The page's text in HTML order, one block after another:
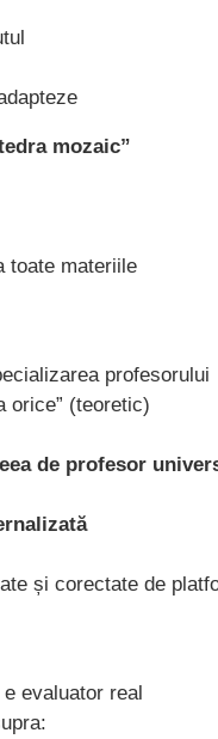
mozaic”
toate materiile
profesorului
orice” (teoretic)
de profesor
și corectate de
evaluator real